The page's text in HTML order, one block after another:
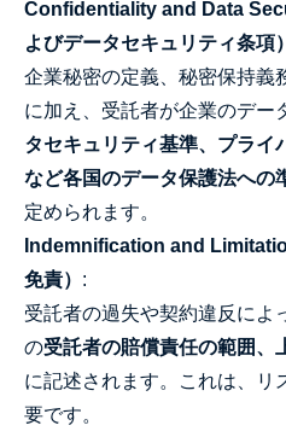
Confidentiality and Data
よびデータセキュリティ条項）
企業秘密の定義、秘密保持義
に加え、受託者が企業のデー
タセキュリティ基準、プライ
など各国のデータ保護法への
定められます。
Indemnification and
免責） :
受託者の過失や契約違反によ
の受託者の賠償責任の範囲、
に記述されます。これは、リ
要です。